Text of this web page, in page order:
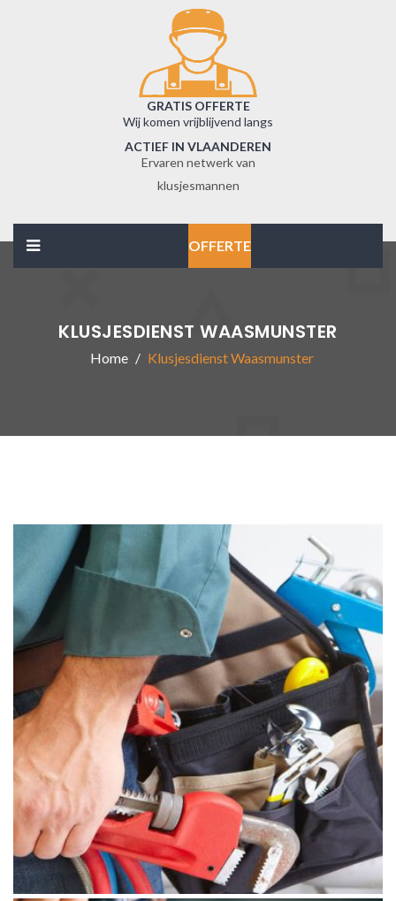
GRATIS OFFERTE
Wij komen vrijblijvend langs
ACTIEF IN VLAANDEREN
Ervaren netwerk van
klusjesmannen
OFFERTE
KLUSJESDIENST WAASMUNSTER
Home Klusjesdienst Waasmunster